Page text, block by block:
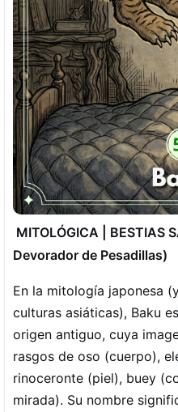
MITOLÓGICA | BESTIAS
Devorador de Pesadillas)
En la mitología japonesa
culturas asiáticas), Baku
origen antiguo, cuya
rasgos de oso (cuerpo),
rinoceronte (piel), buey
mirada). Su nombre